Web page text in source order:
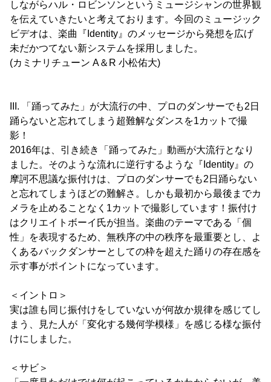
しながらハル・ロビンソンというミュージシャンの世界観
を伝えていきたいと考えております。今回のミュージック
ビデオは、楽曲『Identity』のメッセージから発想を広げ
未だかつてない新システムを採用しました。
(カミナリチューン A＆R 小松佑大)
III. 「踊ってみた」が大流行の中、プロのダンサーでも2日
踊らないと忘れてしまう超難解なダンスを1カットで撮
影！
2016年は、引き続き「踊ってみた」動画が大流行となり
ました。そのような流れに逆行するような『Identity』の
摩訶不思議な振付けは、プロのダンサーでも2日踊らない
と忘れてしまうほどの難解さ。しかも最初から最後までカ
メラを止めることなく1カットで撮影しています！振付け
はクリエイトボーイ氏が担当。楽曲のテーマである「個
性」を表現するため、無秩序の中の秩序を最重要とし、よ
くあるバックダンサーとしての枠を超えた踊りの存在感を
示す事がポイントになっています。
＜イントロ＞
実は誰も同じ振付けをしていないが何故か規律を感じてし
まう、見た人が「変化する幾何学模様」を感じる様な振付
けにしました。
＜サビ＞